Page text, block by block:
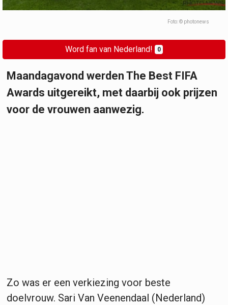
Foto: © photonews
Word fan van Nederland! 0
Maandagavond werden The Best FIFA
Awards uitgereikt, met daarbij ook prijzen
voor de vrouwen aanwezig.
Zo was er een verkiezing voor beste
doelvrouw. Sari Van Veenendaal (Nederland)